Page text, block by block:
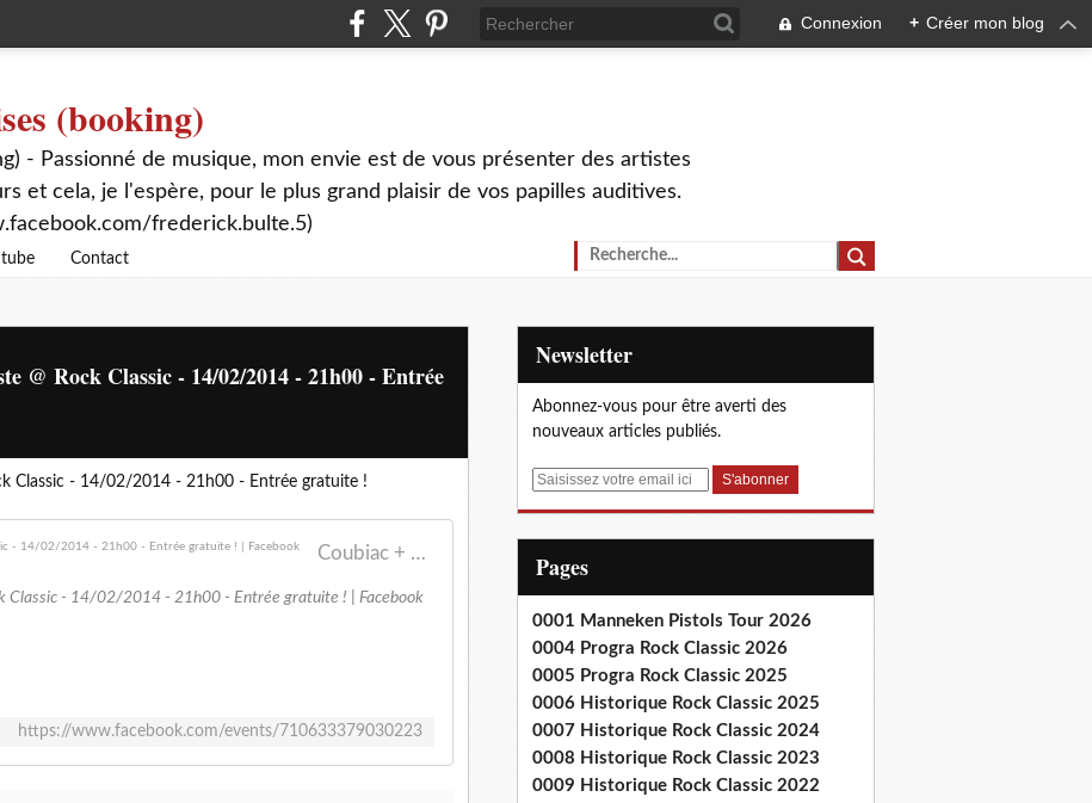
Connexion + Créer mon blog
(booking)
- Passionné de musique, mon envie est de vous présenter des artistes
et cela, je l'espère, pour le plus grand plaisir de vos papilles auditives.
frederick.bulte.5)
Contact
@ Rock Classic - 14/02/2014 - 21h00 - Entrée
Classic - 14/02/2014 - 21h00 - Entrée gratuite !
Coubiac + La Tentation nihiliste @ Rock Classic - 14/02/2014 - 21h00 - Entrée gratuite ! | Facebook
Classic - 14/02/2014 - 21h00 - Entrée gratuite ! | Facebook
https://www.facebook.com/events/710633379030223
Newsletter
Abonnez-vous pour être averti des
nouveaux articles publiés.
E
Pages
0001 Manneken Pistols Tour 2026
0004 Progra Rock Classic 2026
0005 Progra Rock Classic 2025
0006 Historique Rock Classic 2025
0007 Historique Rock Classic 2024
0008 Historique Rock Classic 2023
0009 Historique Rock Classic 2022